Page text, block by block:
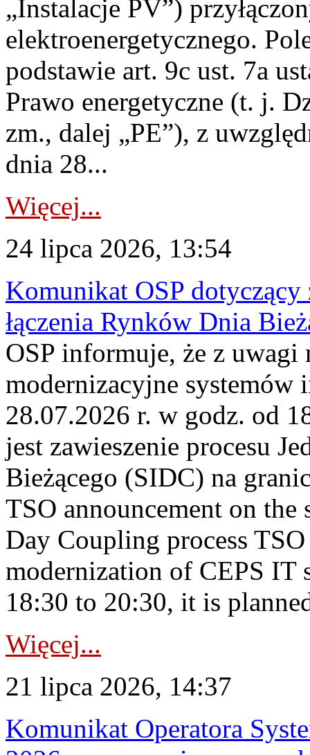
„Instalacje PV”)
elektroenergetycznego.
podstawie art. 9c ust. 7a
Prawo energetyczne (t. j.
zm., dalej „PE”), z
dnia 28...
Więcej...
24 lipca 2026, 13:54
Komunikat OSP dotyczący
łączenia Rynków Dnia
OSP informuje, że z uwagi
modernizacyjne
28.07.2026 r. w godz. od
jest zawieszenie procesu
Bieżącego (SIDC) na
TSO announcement on
Day Coupling process
modernization of CEPS IT
18:30 to 20:30, it is
Więcej...
21 lipca 2026, 14:37
Komunikat Operatora